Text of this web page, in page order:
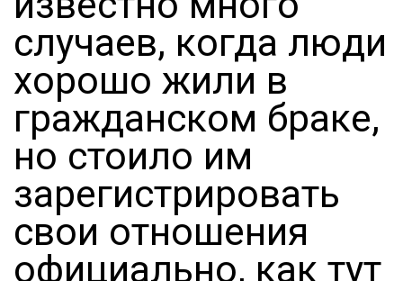
случаев, когда люди
хорошо жили в
гражданском браке,
но стоило им
зарегистрировать
свои отношения
официально, как тут